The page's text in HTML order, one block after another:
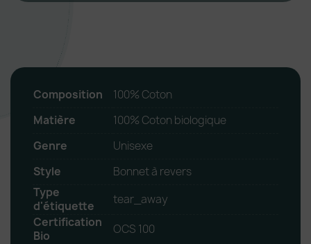
Composition
100% Coton
Matière
100% Coton biologique
Genre
Unisexe
Style
Bonnet à revers
Type
d'étiquette
tear_away
Certification
Bio
OCS 100